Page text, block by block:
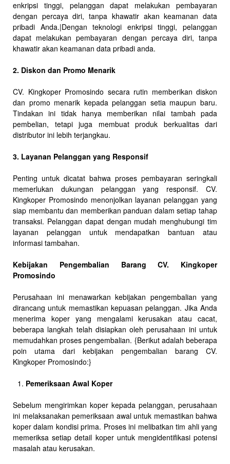
enkripsi tinggi, pelanggan dapat melakukan pembayaran
dengan percaya diri, tanpa khawatir akan keamanan data
pribadi Anda.|Dengan teknologi enkripsi tinggi, pelanggan
dapat melakukan pembayaran dengan percaya diri, tanpa
khawatir akan keamanan data pribadi anda.
2. Diskon dan Promo Menarik
CV. Kingkoper Promosindo secara rutin memberikan diskon
dan promo menarik kepada pelanggan setia maupun baru.
Tindakan ini tidak hanya memberikan nilai tambah pada
pembelian, tetapi juga membuat produk berkualitas dari
distributor ini lebih terjangkau.
3. Layanan Pelanggan yang Responsif
Penting untuk dicatat bahwa proses pembayaran seringkali
memerlukan dukungan pelanggan yang responsif. CV.
Kingkoper Promosindo menonjolkan layanan pelanggan yang
siap membantu dan memberikan panduan dalam setiap tahap
transaksi. Pelanggan dapat dengan mudah menghubungi tim
layanan pelanggan untuk mendapatkan bantuan atau
informasi tambahan.
Kebijakan Pengembalian Barang CV. Kingkoper
Promosindo
Perusahaan ini menawarkan kebijakan pengembalian yang
dirancang untuk memastikan kepuasan pelanggan. Jika Anda
menerima koper yang mengalami kerusakan atau cacat,
beberapa langkah telah disiapkan oleh perusahaan ini untuk
memudahkan proses pengembalian. {Berikut adalah beberapa
poin utama dari kebijakan pengembalian barang CV.
Kingkoper Promosindo:}
Pemeriksaan Awal Koper
Sebelum mengirimkan koper kepada pelanggan, perusahaan
ini melaksanakan pemeriksaan awal untuk memastikan bahwa
koper dalam kondisi prima. Proses ini melibatkan tim ahli yang
memeriksa setiap detail koper untuk mengidentifikasi potensi
masalah atau kerusakan.